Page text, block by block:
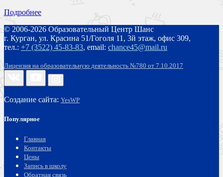
Подробнее
© 2006-2026 Образовательный Центр Шанс
г. Курган, ул. Красина 51/Гоголя 11, 3й этаж, офис 309,
тел.: +7 (3522) 45-83-83, email: chance45@mail.ru
Лицензия на образовательную деятельность №780 от 7.10.2017
Создание сайта: YesWP
Популярное
Главная
Контакты
Цены
Запись в школу
Обратная связь